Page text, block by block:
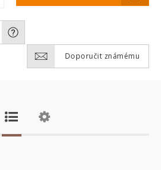
Doporučit známému